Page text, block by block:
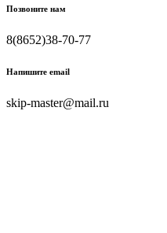
Позвоните нам
8(8652)38-70-77
Напишите email
skip-master@mail.ru